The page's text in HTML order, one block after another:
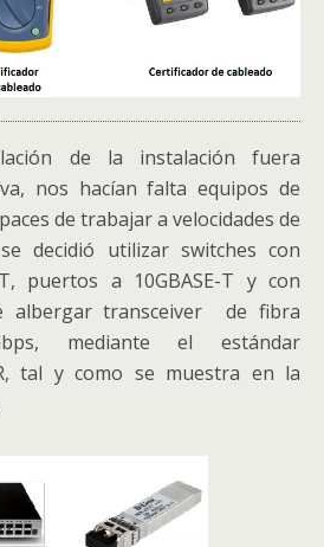
de la instalación fuera
nos hacían falta equipos de
de trabajar a velocidades de
decidió utilizar switches con
puertos a 10GBASE-T y con
albergar transceiver de fibra
mediante el estándar
tal y como se muestra en la